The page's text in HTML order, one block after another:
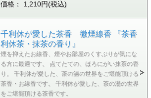
価格： 1,210円(税込)
千利休が愛した茶香 微煙線香 『茶香
利休茶・抹茶の香り』
煙を抑えたお線香、煙やお部屋のくすぶりが気にな
る方に最適です。 点てたての、ほろにがい抹茶の香
り。 千利休が愛した、茶の湯の世界をご堪能頂ける
茶香・お線香です。 千利休が愛した、茶の湯の世界
をご堪能頂ける茶香です。